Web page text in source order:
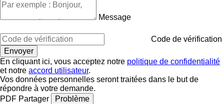
Message
Code de vérification
En cliquant ici, vous acceptez notre politique de confidentialité
et notre accord utilisateur.
Vos données personnelles seront traitées dans le but de
répondre à votre demande.
PDF Partager
Problème